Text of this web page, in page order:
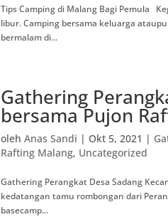
Tips Camping di Malang Bagi Pemula
libur. Camping bersama keluarga
bermalam di...
Gathering
bersama Pujon
olehAnas Sandi | Okt 5, 2021 |
Rafting Malang, Uncategorized
Gathering Perangkat Desa Sadang
kedatangan tamu rombongan dari
basecamp...